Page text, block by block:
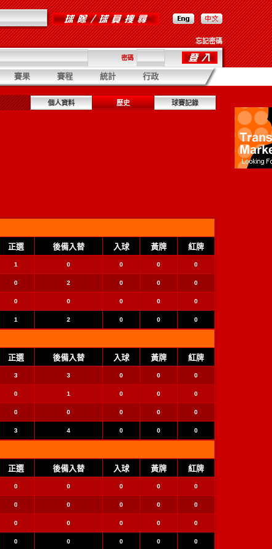
忘記密碼
密碼
賽果 賽程 統計 行政
個人資料 歷史 球賽記錄
正選 後備入替 入球 黃牌
紅牌
1 0 0 0 0
0 2 0 0 0
0 0 0 0 0
1 2 0 0 0
正選 後備入替 入球 黃牌
紅牌
3 3 0 0 0
0 1 0 0 0
0 0 0 0 0
3 4 0 0 0
正選 後備入替 入球 黃牌
紅牌
0 0 0 0 0
0 0 0 0 0
0 0 0 0 0
0 0 0 0 0